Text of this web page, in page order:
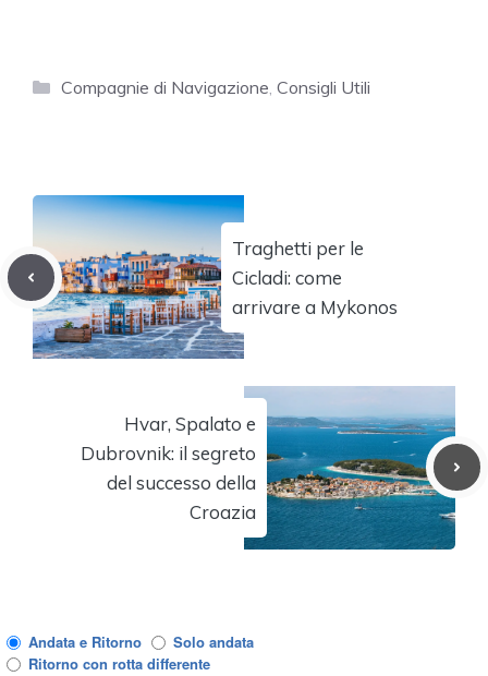
Categorie
Compagnie di Navigazione Consigli Utili
Traghetti per le
Cicladi: come
arrivare a Mykonos
Hvar, Spalato e
Dubrovnik: il segreto
del successo della
Croazia